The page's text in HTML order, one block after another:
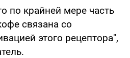
по крайней мере часть
связана со
этого рецептора",